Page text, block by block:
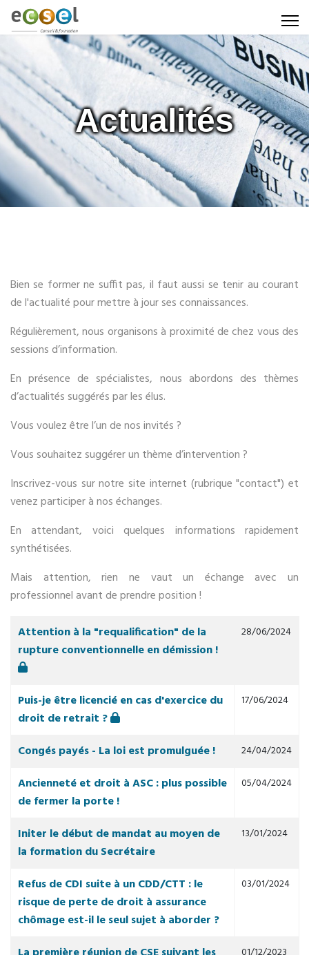
Actualités
Bien se former ne suffit pas, il faut aussi se tenir au courant
de l'actualité pour mettre à jour ses connaissances.
Régulièrement, nous organisons à proximité de chez vous des
sessions d’information.
En présence de spécialistes, nous abordons des thèmes
d’actualités suggérés par les élus.
Vous voulez être l’un de nos invités ?
Vous souhaitez suggérer un thème d’intervention ?
Inscrivez-vous sur notre site internet (rubrique "contact") et
venez participer à nos échanges.
En attendant, voici quelques informations rapidement
synthétisées.
Mais attention, rien ne vaut un échange avec un
professionnel avant de prendre position !
Articles
Titre Date de publication
Attention à la "requalification" de la
rupture conventionnelle en démission !
28/06/2024
Puis-je être licencié en cas d'exercice du
droit de retrait ?
17/06/2024
Congés payés - La loi est promulguée ! 24/04/2024
Ancienneté et droit à ASC : plus possible
de fermer la porte !
05/04/2024
Initer le début de mandat au moyen de
la formation du Secrétaire
13/01/2024
Refus de CDI suite à un CDD/CTT : le
risque de perte de droit à assurance
chômage est-il le seul sujet à aborder ?
03/01/2024